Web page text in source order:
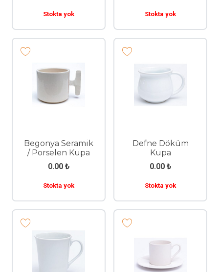
Stokta yok Stokta yok
Begonya Seramik
/ Porselen Kupa
0.00 ₺
Stokta yok
Defne Döküm
Kupa
0.00 ₺
Stokta yok